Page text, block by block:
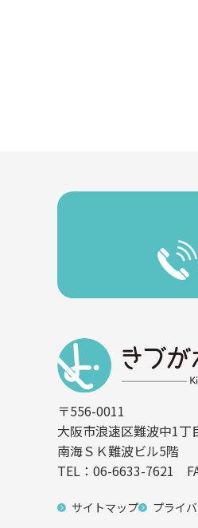
〒556-0011
大阪市浪速区難波中1丁
南海ＳＫ難波ビル5階
TEL： 06-6633-7621
サイトマップ プライ